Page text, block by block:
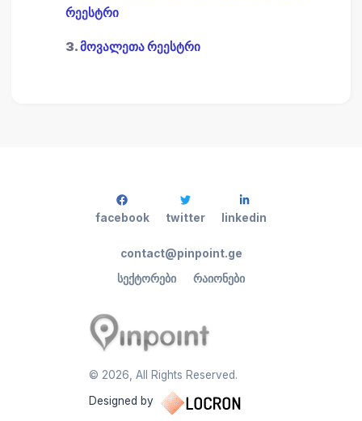
რეესტრი
3.მოვალეთა რეესტრი
© 2026, All Rights Reserved.
Designed by
სექტორები რაიონები
contact@pinpoint.ge
facebook twitter linkedin